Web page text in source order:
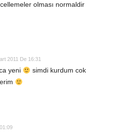
olması normaldir
2011 De 16:31
yeni
simdi kurdum cok